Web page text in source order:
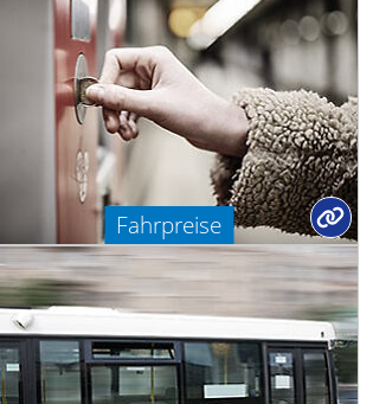
Fahrpreise